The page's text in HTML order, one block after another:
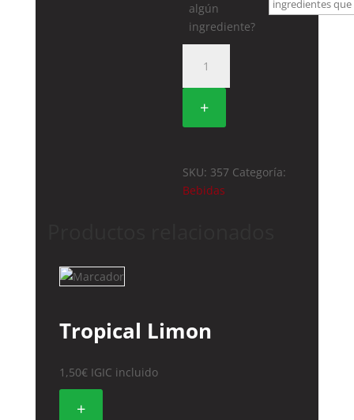
algún
ingrediente?
cantidad
+
SKU: 357 Categoría:
Bebidas
Tropical Limon
1,50€ IGIC incluido
+